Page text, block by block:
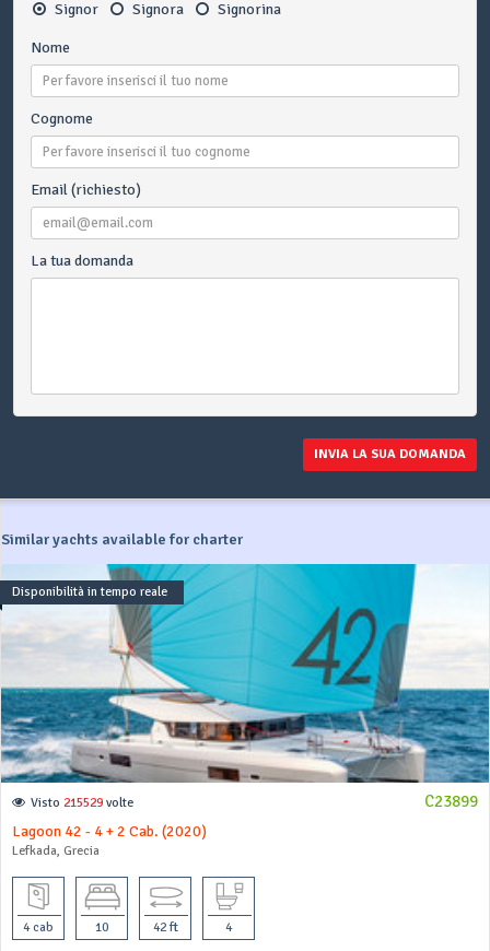
Signor Signora Signorina
Nome
Cognome
Email (richiesto)
La tua domanda
INVIA LA SUA DOMANDA
Similar yachts available for charter
Disponibilità in tempo reale
C23899
Visto 215529 volte
Lagoon 42 - 4 + 2 Cab. (2020)
Lefkada, Grecia
4 cab 10 42 ft 4